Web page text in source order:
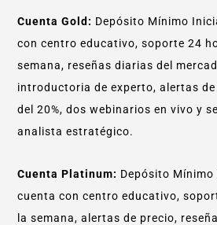
Cuenta Gold: Depósito Mínimo
con centro educativo, soporte 24
semana, reseñas diarias del
introductoria de experto, alertas
del 20%, dos webinarios en vivo y
analista estratégico.
Cuenta Platinum: Depósito
cuenta con centro educativo,
la semana, alertas de precio,